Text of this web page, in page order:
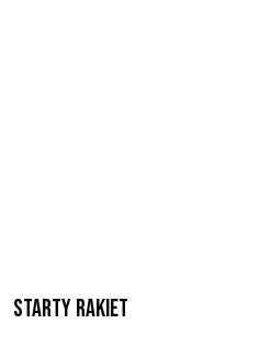
Starty rakiet